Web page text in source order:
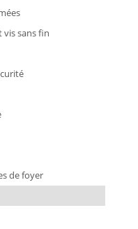
sans fin
de foyer